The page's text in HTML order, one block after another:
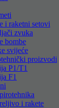
i raketni setovi
zvuka
bombe
svijeće
proizvodi
P1/T1
F1
i rakete